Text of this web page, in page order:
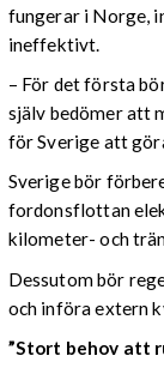
fungerar i Norge,
ineffektivt.
– För det första
själv bedömer att
för Sverige att
Sverige bör
fordonsflottan
kilometer- och
Dessutom bör
och införa extern
”Stort behov att